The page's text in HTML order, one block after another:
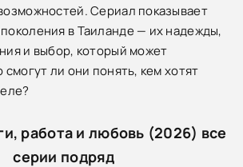
Сериал показывает
в Таиланде — их надежды,
и выбор, который может
ли они понять, кем хотят
работа и любовь (2026) все
серии подряд